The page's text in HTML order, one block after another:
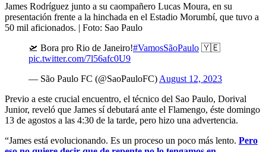
James Rodríguez junto a su caompañero Lucas Moura, en su
presentación frente a la hinchada en el Estadio Morumbí, que tuvo a
50 mil aficionados. | Foto: Sao Paulo
🛫 Bora pro Rio de Janeiro!#VamosSãoPaulo 🇾🇪
pic.twitter.com/7l56afc0U9
— São Paulo FC (@SaoPauloFC) August 12, 2023
Previo a este crucial encuentro, el técnico del Sao Paulo, Dorival
Junior, reveló que James sí debutará ante el Flamengo, éste domingo
13 de agostos a las 4:30 de la tarde, pero hizo una advertencia.
“James está evolucionando. Es un proceso un poco más lento. Pero